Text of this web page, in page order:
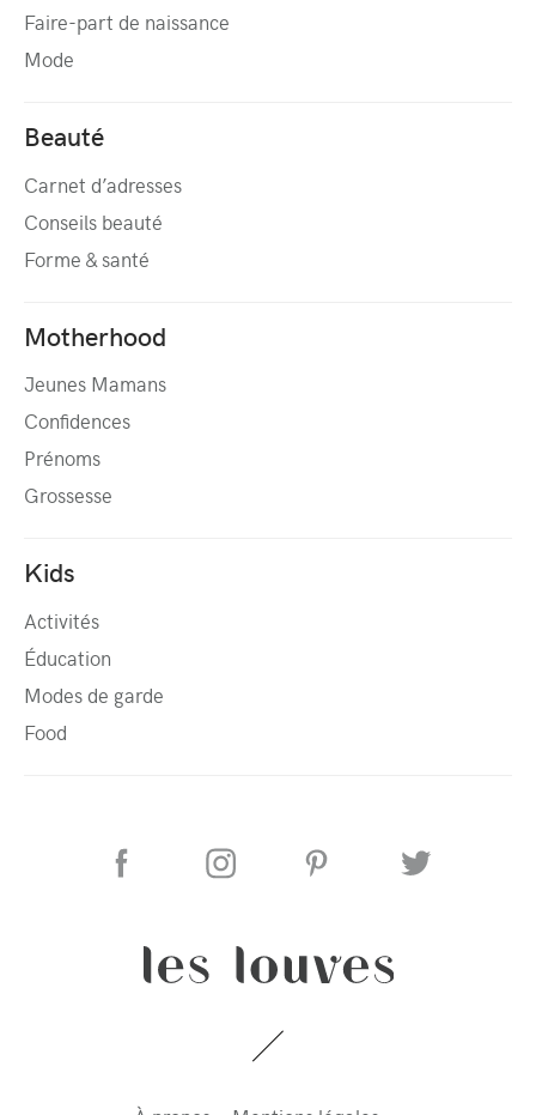
Faire-part de naissance
Mode
Beauté
Carnet d’adresses
Conseils beauté
Forme & santé
Motherhood
Jeunes Mamans
Confidences
Prénoms
Grossesse
Kids
Activités
Éducation
Modes de garde
Food